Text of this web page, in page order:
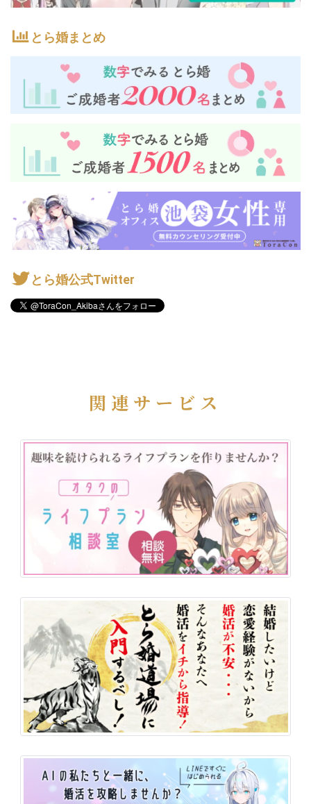
とら婚まとめ
とら婚公式Twitter
関連サービス